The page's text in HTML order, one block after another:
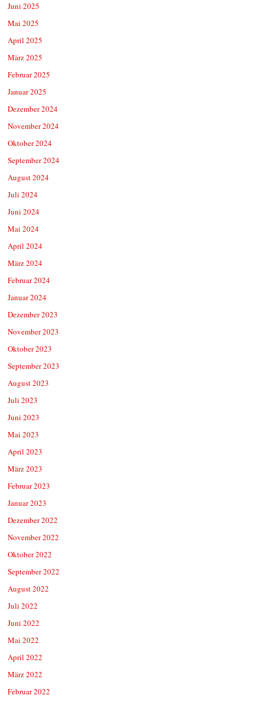
Juni 2025
Mai 2025
April 2025
März 2025
Februar 2025
Januar 2025
Dezember 2024
November 2024
Oktober 2024
September 2024
August 2024
Juli 2024
Juni 2024
Mai 2024
April 2024
März 2024
Februar 2024
Januar 2024
Dezember 2023
November 2023
Oktober 2023
September 2023
August 2023
Juli 2023
Juni 2023
Mai 2023
April 2023
März 2023
Februar 2023
Januar 2023
Dezember 2022
November 2022
Oktober 2022
September 2022
August 2022
Juli 2022
Juni 2022
Mai 2022
April 2022
März 2022
Februar 2022